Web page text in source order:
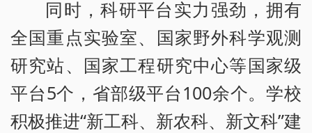
同时，科研平台实力强劲，拥有
全国重点实验室、国家野外科学观测
研究站、国家工程研究中心等国家级
平台5个，省部级平台100余个。学校
积极推进“新工科、新农科、新文科”建